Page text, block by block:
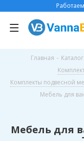
Главная - Каталог
Комплекты подвесной
Мебель для
Мебель для